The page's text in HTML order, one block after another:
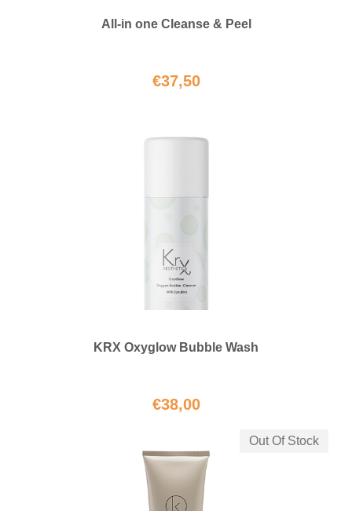
All-in one Cleanse & Peel
€37,50
KRX Oxyglow Bubble Wash
€38,00
Out Of Stock